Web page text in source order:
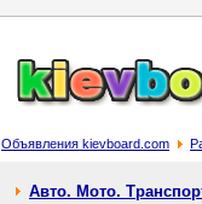
Объявления kievboard.com
Авто. Мото.